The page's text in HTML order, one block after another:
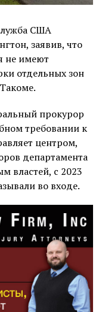
США
заявив, что
не имеют
отдельных зон
прокурор
требовании к
центром,
департамента
властей, с 2023
во входе.